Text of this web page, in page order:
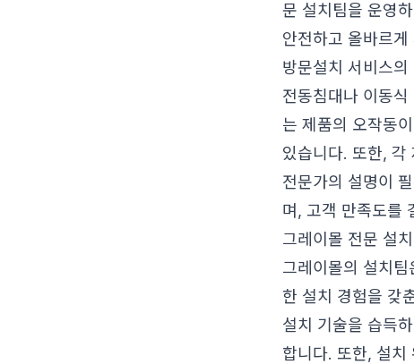
문 설치팀을 운영
안전하고 올바르
방문설치 서비스의
전동침대나 이동
는 제품의 오작동
있습니다. 또한, 각
전문가의 설명이
며, 고객 만족도를
그레이몰 전문 설
그레이몰의 설치
한 설치 경험을 갖
설치 기술을 습득
합니다. 또한, 설치